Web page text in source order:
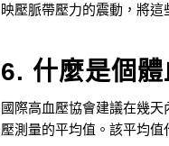
映壓脈帶壓力的震動，將這
6. 什麼是個體
國際高血壓協會建議在幾
壓測量的平均值。該平均值